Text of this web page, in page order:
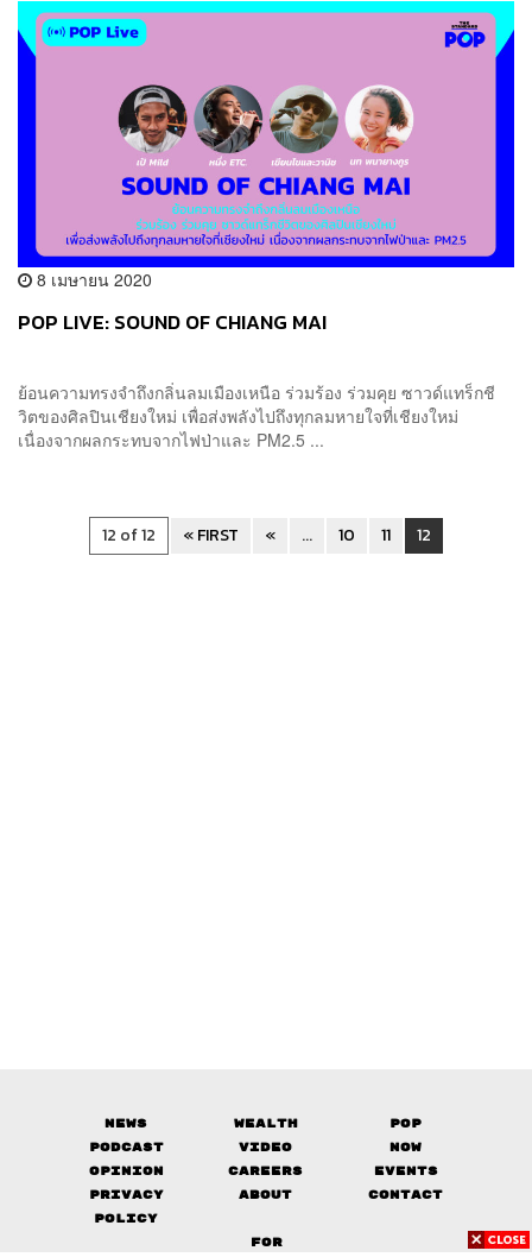
8 เมษายน 2020
POP LIVE: SOUND OF CHIANG MAI
ย้อนความทรงจำถึงกลิ่นลมเมืองเหนือ ร่วมร้อง ร่วมคุย ซาวด์แทร็กชี
วิตของศิลปินเชียงใหม่ เพื่อส่งพลังไปถึงทุกลมหายใจที่เชียงใหม่
เนื่องจากผลกระทบจากไฟป่าและ PM2.5 ...
12 of 12 « FIRST « ... 10 11 12
News Wealth
Pop
Podcast
Video
Now
Opinion
Careers
Events
Privacy
Policy
About Contact
FOR